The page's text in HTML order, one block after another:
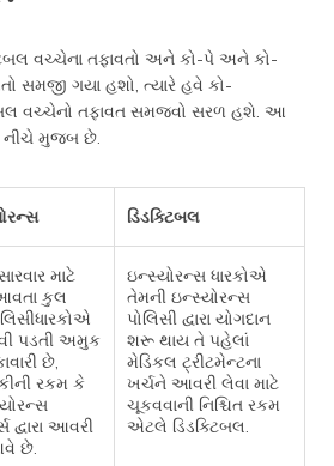
વચ્ચેના તફાવતો અને કો-પે અને કો-
સમજી ગયા હશો, ત્યારે હવે કો-
વચ્ચેનો તફાવત સમજવો સરળ હશે. આ
નીચે મુજબ છે.
ડિડક્ટિબલ
માટે
કુલ
પડતી અમુક
છે,
રકમ કે
દ્વારા આવરી
છે.
ઇન્સ્યોરન્સ ધારકોએ
તેમની ઇન્સ્યોરન્સ
પોલિસી દ્વારા યોગદાન
શરૂ થાય તે પહેલાં
મેડિકલ ટ્રીટમેન્ટના
ખર્ચને આવરી લેવા માટે
ચૂકવવાની નિશ્ચિત રકમ
એટલે ડિડક્ટિબલ.